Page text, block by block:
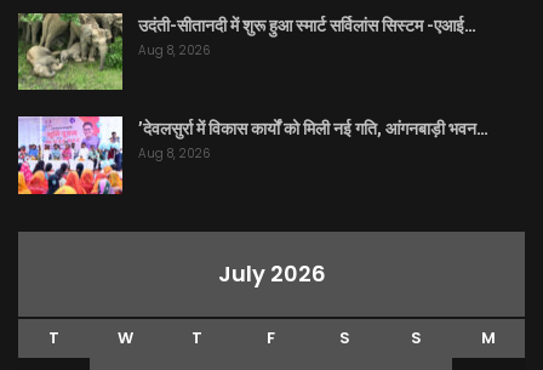
उदंती-सीतानदी में शुरू हुआ स्मार्ट सर्विलांस सिस्टम -एआई…
Aug 8, 2026
’देवलसुर्रा में विकास कार्यों को मिली नई गति, आंगनबाड़ी भवन…
Aug 8, 2026
July 2026
T W T F S S
M